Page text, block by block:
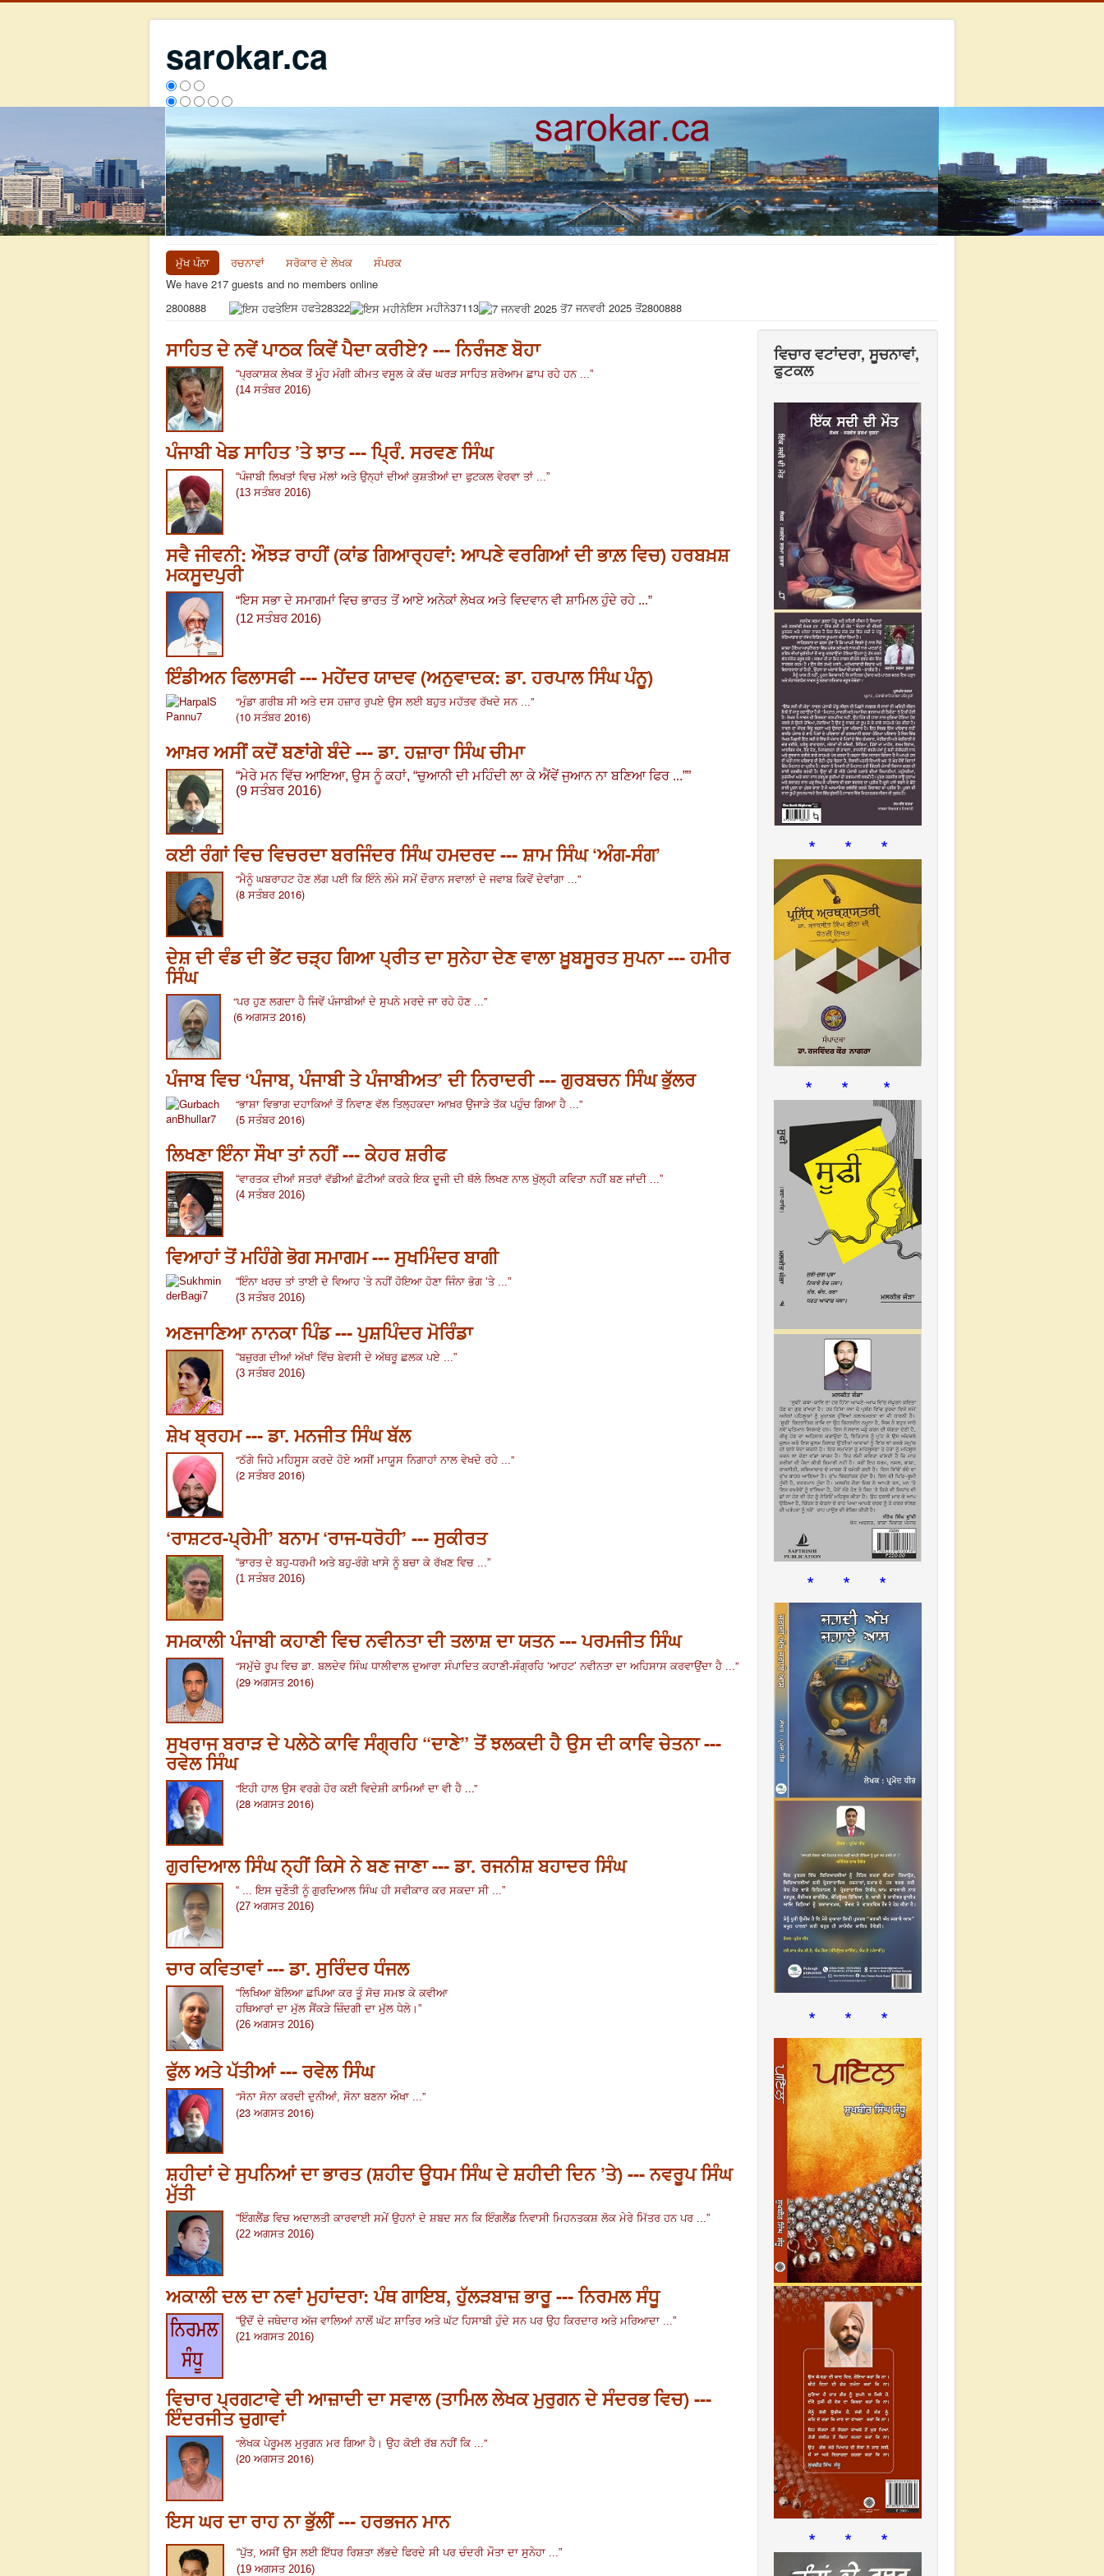
sarokar.ca
ਮੁੱਖ ਪੰਨਾ ਰਚਨਾਵਾਂ ਸਰੋਕਾਰ ਦੇ ਲੇਖਕ
ਸੰਪਰਕ
We have 217 guests and no members online
2800888
ਇਸ ਹਫਤੇ28322 ਇਸ ਮਹੀਨੇ37113 7 ਜਨਵਰੀ 2025 ਤੋਂ2800888
ਸਾਹਿਤ ਦੇ ਨਵੇਂ ਪਾਠਕ ਕਿਵੇਂ ਪੈਦਾ ਕਰੀਏ? --- ਨਿਰੰਜਣ ਬੋਹਾ
“ਪ੍ਰਕਾਸ਼ਕ ਲੇਖਕ ਤੋਂ ਮੂੰਹ ਮੰਗੀ ਕੀਮਤ ਵਸੂਲ ਕੇ ਕੱਚ ਘਰੜ ਸਾਹਿਤ ਸ਼ਰੇਆਮ ਛਾਪ ਰਹੇ ਹਨ ... ”
(14 ਸਤੰਬਰ 2016)
ਪੰਜਾਬੀ ਖੇਡ ਸਾਹਿਤ ’ਤੇ ਝਾਤ --- ਪ੍ਰਿੰ. ਸਰਵਣ ਸਿੰਘ
“ਪੰਜਾਬੀ ਲਿਖਤਾਂ ਵਿਚ ਮੱਲਾਂ ਅਤੇ ਉਨ੍ਹਾਂ ਦੀਆਂ ਕੁਸ਼ਤੀਆਂ ਦਾ ਫੁਟਕਲ ਵੇਰਵਾ ਤਾਂ ... ”
(13 ਸਤੰਬਰ 2016)
ਸਵੈ ਜੀਵਨੀ: ਔਝੜ ਰਾਹੀਂ (ਕਾਂਡ ਗਿਆਰ੍ਹਵਾਂ: ਆਪਣੇ ਵਰਗਿਆਂ ਦੀ ਭਾਲ਼ ਵਿਚ) ਹਰਬਖ਼ਸ਼
ਮਕਸੂਦਪੁਰੀ
“ਇਸ ਸਭਾ ਦੇ ਸਮਾਗਮਾਂ ਵਿਚ ਭਾਰਤ ਤੋਂ ਆਏ ਅਨੇਕਾਂ ਲੇਖਕ ਅਤੇ ਵਿਦਵਾਨ ਵੀ ਸ਼ਾਮਿਲ ਹੁੰਦੇ ਰਹੇ ...”
(12 ਸਤੰਬਰ 2016)
ਇੰਡੀਅਨ ਫਿਲਾਸਫੀ --- ਮਹੇਂਦਰ ਯਾਦਵ (ਅਨੁਵਾਦਕ: ਡਾ. ਹਰਪਾਲ ਸਿੰਘ ਪੰਨੂ)
“ਮੁੰਡਾ ਗਰੀਬ ਸੀ ਅਤੇ ਦਸ ਹਜ਼ਾਰ ਰੁਪਏ ਉਸ ਲਈ ਬਹੁਤ ਮਹੱਤਵ ਰੱਖਦੇ ਸਨ ... ”
(10 ਸਤੰਬਰ 2016)
ਆਖ਼ਰ ਅਸੀਂ ਕਦੋਂ ਬਣਾਂਗੇ ਬੰਦੇ --- ਡਾ. ਹਜ਼ਾਰਾ ਸਿੰਘ ਚੀਮਾ
“ਮੇਰੇ ਮਨ ਵਿੱਚ ਆਇਆ, ਉਸ ਨੂੰ ਕਹਾਂ, “ਚੁਆਨੀ ਦੀ ਮਹਿੰਦੀ ਲਾ ਕੇ ਐਂਵੇਂ ਜੁਆਨ ਨਾ ਬਣਿਆ ਫਿਰ ...””
(9 ਸਤੰਬਰ 2016)
ਕਈ ਰੰਗਾਂ ਵਿਚ ਵਿਚਰਦਾ ਬਰਜਿੰਦਰ ਸਿੰਘ ਹਮਦਰਦ --- ਸ਼ਾਮ ਸਿੰਘ ‘ਅੰਗ-ਸੰਗ’
“ਮੈਨੂੰ ਘਬਰਾਹਟ ਹੋਣ ਲੱਗ ਪਈ ਕਿ ਇੰਨੇ ਲੰਮੇ ਸਮੇਂ ਦੌਰਾਨ ਸਵਾਲਾਂ ਦੇ ਜਵਾਬ ਕਿਵੇਂ ਦੇਵਾਂਗਾ ... ”
(8 ਸਤੰਬਰ 2016)
ਦੇਸ਼ ਦੀ ਵੰਡ ਦੀ ਭੇਂਟ ਚੜ੍ਹ ਗਿਆ ਪ੍ਰੀਤ ਦਾ ਸੁਨੇਹਾ ਦੇਣ ਵਾਲਾ ਖ਼ੂਬਸੂਰਤ ਸੁਪਨਾ --- ਹਮੀਰ
ਸਿੰਘ
“ਪਰ ਹੁਣ ਲਗਦਾ ਹੈ ਜਿਵੇਂ ਪੰਜਾਬੀਆਂ ਦੇ ਸੁਪਨੇ ਮਰਦੇ ਜਾ ਰਹੇ ਹੋਣ ... ”
(6 ਅਗਸਤ 2016)
ਪੰਜਾਬ ਵਿਚ ‘ਪੰਜਾਬ, ਪੰਜਾਬੀ ਤੇ ਪੰਜਾਬੀਅਤ’ ਦੀ ਨਿਰਾਦਰੀ --- ਗੁਰਬਚਨ ਸਿੰਘ ਭੁੱਲਰ
“ਭਾਸ਼ਾ ਵਿਭਾਗ ਦਹਾਕਿਆਂ ਤੋਂ ਨਿਵਾਣ ਵੱਲ ਤਿਲ੍ਹਕਦਾ ਆਖ਼ਰ ਉਜਾੜੇ ਤੱਕ ਪਹੁੰਚ ਗਿਆ ਹੈ ...”
(5 ਸਤੰਬਰ 2016)
ਲਿਖਣਾ ਇੰਨਾ ਸੌਖਾ ਤਾਂ ਨਹੀਂ --- ਕੇਹਰ ਸ਼ਰੀਫ
“ਵਾਰਤਕ ਦੀਆਂ ਸਤਰਾਂ ਵੱਡੀਆਂ ਛੋਟੀਆਂ ਕਰਕੇ ਇਕ ਦੂਜੀ ਦੀ ਥੱਲੇ ਲਿਖਣ ਨਾਲ ਖੁੱਲ੍ਹੀ ਕਵਿਤਾ ਨਹੀਂ ਬਣ ਜਾਂਦੀ ...”
(4 ਸਤੰਬਰ 2016)
ਵਿਆਹਾਂ ਤੋਂ ਮਹਿੰਗੇ ਭੋਗ ਸਮਾਗਮ --- ਸੁਖਮਿੰਦਰ ਬਾਗੀ
“ਇੰਨਾ ਖਰਚ ਤਾਂ ਤਾਈ ਦੇ ਵਿਆਹ ’ਤੇ ਨਹੀਂ ਹੋਇਆ ਹੋਣਾ ਜਿੰਨਾ ਭੋਗ ’ਤੇ ...”
(3 ਸਤੰਬਰ 2016)
ਅਣਜਾਣਿਆ ਨਾਨਕਾ ਪਿੰਡ --- ਪੁਸ਼ਪਿੰਦਰ ਮੋਰਿੰਡਾ
“ਬਜ਼ੁਰਗ ਦੀਆਂ ਅੱਖਾਂ ਵਿੱਚ ਬੇਵਸੀ ਦੇ ਅੱਥਰੂ ਛਲਕ ਪਏ ...”
(3 ਸਤੰਬਰ 2016)
ਸ਼ੇਖ ਬ੍ਰਹਮ --- ਡਾ. ਮਨਜੀਤ ਸਿੰਘ ਬੱਲ
“ਠੱਗੇ ਜਿਹੇ ਮਹਿਸੂਸ ਕਰਦੇ ਹੋਏ ਅਸੀਂ ਮਾਯੂਸ ਨਿਗਾਹਾਂ ਨਾਲ ਵੇਖਦੇ ਰਹੇ ...”
(2 ਸਤੰਬਰ 2016)
‘ਰਾਸ਼ਟਰ-ਪ੍ਰੇਮੀ’ ਬਨਾਮ ‘ਰਾਜ-ਧਰੋਹੀ’ --- ਸੁਕੀਰਤ
“ਭਾਰਤ ਦੇ ਬਹੁ-ਧਰਮੀ ਅਤੇ ਬਹੁ-ਰੰਗੇ ਖਾਸੇ ਨੂੰ ਬਚਾ ਕੇ ਰੱਖਣ ਵਿਚ ...”
(1 ਸਤੰਬਰ 2016)
ਸਮਕਾਲੀ ਪੰਜਾਬੀ ਕਹਾਣੀ ਵਿਚ ਨਵੀਨਤਾ ਦੀ ਤਲਾਸ਼ ਦਾ ਯਤਨ --- ਪਰਮਜੀਤ ਸਿੰਘ
“ਸਮੁੱਚੇ ਰੂਪ ਵਿਚ ਡਾ. ਬਲਦੇਵ ਸਿੰਘ ਧਾਲੀਵਾਲ ਦੁਆਰਾ ਸੰਪਾਦਿਤ ਕਹਾਣੀ-ਸੰਗ੍ਰਹਿ ‘ਆਹਟ’ ਨਵੀਨਤਾ ਦਾ ਅਹਿਸਾਸ ਕਰਵਾਉਂਦਾ ਹੈ ...”
(29 ਅਗਸਤ 2016)
ਸੁਖਰਾਜ ਬਰਾੜ ਦੇ ਪਲੇਠੇ ਕਾਵਿ ਸੰਗ੍ਰਹਿ “ਦਾਣੇ” ਤੋਂ ਝਲਕਦੀ ਹੈ ਉਸ ਦੀ ਕਾਵਿ ਚੇਤਨਾ ---
ਰਵੇਲ ਸਿੰਘ
“ਇਹੀ ਹਾਲ ਉਸ ਵਰਗੇ ਹੋਰ ਕਈ ਵਿਦੇਸ਼ੀ ਕਾਮਿਆਂ ਦਾ ਵੀ ਹੈ ...”
(28 ਅਗਸਤ 2016)
ਗੁਰਦਿਆਲ ਸਿੰਘ ਨ੍ਹੀਂ ਕਿਸੇ ਨੇ ਬਣ ਜਾਣਾ --- ਡਾ. ਰਜਨੀਸ਼ ਬਹਾਦਰ ਸਿੰਘ
“ ...ਇਸ ਚੁਣੌਤੀ ਨੂੰ ਗੁਰਦਿਆਲ ਸਿੰਘ ਹੀ ਸਵੀਕਾਰ ਕਰ ਸਕਦਾ ਸੀ ...”
(27 ਅਗਸਤ 2016)
ਚਾਰ ਕਵਿਤਾਵਾਂ --- ਡਾ. ਸੁਰਿੰਦਰ ਧੰਜਲ
“ਲਿਖਿਆ ਬੋਲਿਆ ਛਪਿਆ ਕਰ ਤੂੰ ਸੋਚ ਸਮਝ ਕੇ ਕਵੀਆ
ਹਥਿਆਰਾਂ ਦਾ ਮੁੱਲ ਸੈਂਕੜੇ ਜ਼ਿੰਦਗੀ ਦਾ ਮੁੱਲ ਧੇਲੇ।”
(26 ਅਗਸਤ 2016)
ਫੁੱਲ ਅਤੇ ਪੱਤੀਆਂ --- ਰਵੇਲ ਸਿੰਘ
“ਸੋਨਾ ਸੋਨਾ ਕਰਦੀ ਦੁਨੀਆਂ, ਸੋਨਾ ਬਣਨਾ ਔਖਾ ...”
(23 ਅਗਸਤ 2016)
ਸ਼ਹੀਦਾਂ ਦੇ ਸੁਪਨਿਆਂ ਦਾ ਭਾਰਤ (ਸ਼ਹੀਦ ਊਧਮ ਸਿੰਘ ਦੇ ਸ਼ਹੀਦੀ ਦਿਨ ’ਤੇ) --- ਨਵਰੂਪ ਸਿੰਘ
ਮੁੱਤੀ
“ਇੰਗਲੈਂਡ ਵਿਚ ਅਦਾਲਤੀ ਕਾਰਵਾਈ ਸਮੇਂ ਉਹਨਾਂ ਦੇ ਸ਼ਬਦ ਸਨ ਕਿ ਇੰਗਲੈਂਡ ਨਿਵਾਸੀ ਮਿਹਨਤਕਸ਼ ਲੋਕ ਮੇਰੇ ਮਿੱਤਰ ਹਨ ਪਰ ...”
(22 ਅਗਸਤ 2016)
ਅਕਾਲੀ ਦਲ ਦਾ ਨਵਾਂ ਮੁਹਾਂਦਰਾ: ਪੰਥ ਗਾਇਬ, ਹੁੱਲੜਬਾਜ਼ ਭਾਰੂ --- ਨਿਰਮਲ ਸੰਧੂ
“ਉਦੋਂ ਦੇ ਜਥੇਦਾਰ ਅੱਜ ਵਾਲਿਆਂ ਨਾਲੋਂ ਘੱਟ ਸ਼ਾਤਿਰ ਅਤੇ ਘੱਟ ਹਿਸਾਬੀ ਹੁੰਦੇ ਸਨ ਪਰ ਉਹ ਕਿਰਦਾਰ ਅਤੇ ਮਰਿਆਦਾ ...”
(21 ਅਗਸਤ 2016)
ਵਿਚਾਰ ਪ੍ਰਗਟਾਵੇ ਦੀ ਆਜ਼ਾਦੀ ਦਾ ਸਵਾਲ (ਤਾਮਿਲ ਲੇਖਕ ਮੁਰੁਗਨ ਦੇ ਸੰਦਰਭ ਵਿਚ) ---
ਇੰਦਰਜੀਤ ਚੁਗਾਵਾਂ
“ਲੇਖਕ ਪੇਰੂਮਲ ਮੁਰੁਗਨ ਮਰ ਗਿਆ ਹੈ। ਉਹ ਕੋਈ ਰੱਬ ਨਹੀਂ ਕਿ ...”
(20 ਅਗਸਤ 2016)
ਇਸ ਘਰ ਦਾ ਰਾਹ ਨਾ ਭੁੱਲੀਂ --- ਹਰਭਜਨ ਮਾਨ
“ਪੁੱਤ, ਅਸੀਂ ਉਸ ਲਈ ਇੱਧਰ ਰਿਸ਼ਤਾ ਲੱਭਦੇ ਫਿਰਦੇ ਸੀ ਪਰ ਚੰਦਰੀ ਮੌਤਾ ਦਾ ਸੁਨੇਹਾ ...”
(19 ਅਗਸਤ 2016)
ਵਿਚਾਰ ਵਟਾਂਦਰਾ, ਸੂਚਨਾਵਾਂ,
ਫੁਟਕਲ
* * *
* * *
* * *
* * *
* * *